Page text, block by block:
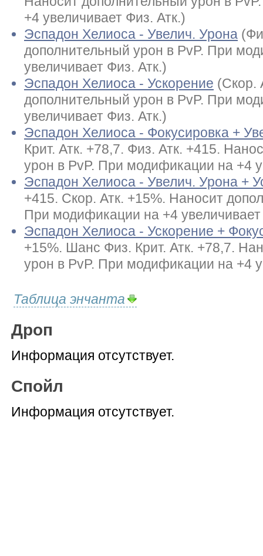
+4 увеличивает Физ. Атк.)
Эспадон Хелиоса - Увелич. Урона
дополнительный урон в PvP. При
увеличивает Физ. Атк.)
Эспадон Хелиоса - Ускорение (Скор.
дополнительный урон в PvP. При
увеличивает Физ. Атк.)
Эспадон Хелиоса - Фокусировка +
Крит. Атк. +78,7. Физ. Атк. +415.
урон в PvP. При модификации на +4
Эспадон Хелиоса - Увелич. Урона +
+415. Скор. Атк. +15%. Наносит
При модификации на +4
Эспадон Хелиоса - Ускорение +
+15%. Шанс Физ. Крит. Атк. +78,7.
урон в PvP. При модификации на +4
Таблица энчанта
Дроп
Информация отсутствует.
Спойл
Информация отсутствует.